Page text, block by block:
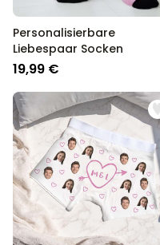
Personalisierbare
Liebespaar Socken
19,99 €